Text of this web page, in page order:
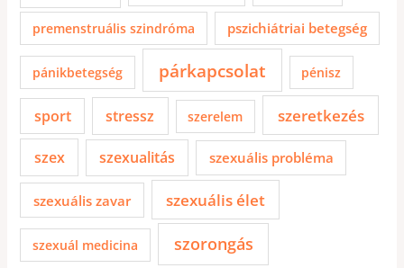
premenstruális szindróma pszichiátriai betegség
pánikbetegség párkapcsolat pénisz
sport stressz szerelem szeretkezés
szex szexualitás szexuális probléma
szexuális zavar szexuális élet
szexuál medicina szorongás